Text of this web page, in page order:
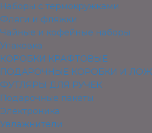
Наборы с термокружками
Фляги и фляжки
Чайные и кофейные наборы
Упаковка
КОРОБКИ КРАФТОВЫЕ
ПОДАРОЧНЫЕ КОРОБКИ И
ФУТЛЯРЫ ДЛЯ РУЧЕК
Подарочные пакеты
Электроника
Увлажнители